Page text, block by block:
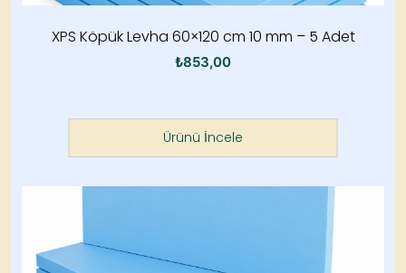
XPS Köpük Levha 60×120 cm 10 mm – 5 Adet
₺853,00
Ürünü İncele